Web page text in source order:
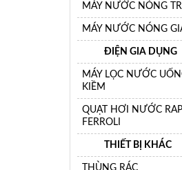
MÁY NƯỚC NÓNG
MÁY NƯỚC NÓNG
ĐIỆN GIA DỤNG
MÁY LỌC NƯỚC
KIỀM
QUẠT HƠI NƯỚC
FERROLI
THIẾT BỊ KHÁC
THÙNG RÁC